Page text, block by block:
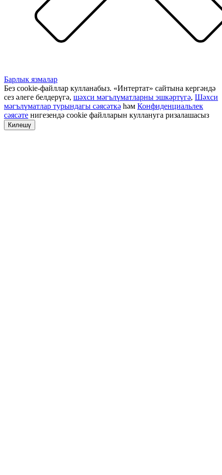
Барлык язмалар
Без cookie-файллар кулланабыз. «Интертат» сайтына кергәндә
сез әлеге белдерүгә, шәхси мәгълүматларны эшкәртүгә, Шәхси
мәгълүматлар турындагы сәясәткә һәм Конфиденциальлек
сәясәте нигезендә cookie файлларын куллануга ризалашасыз
Килешү